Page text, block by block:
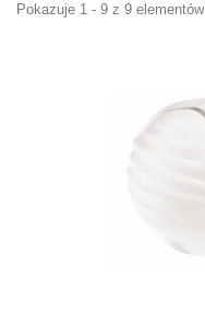
Pokazuje 1 - 9 z 9 elementów